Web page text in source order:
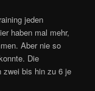
jeden
haben mal mehr,
Aber nie so
Die
zwei bis hin zu 6 je